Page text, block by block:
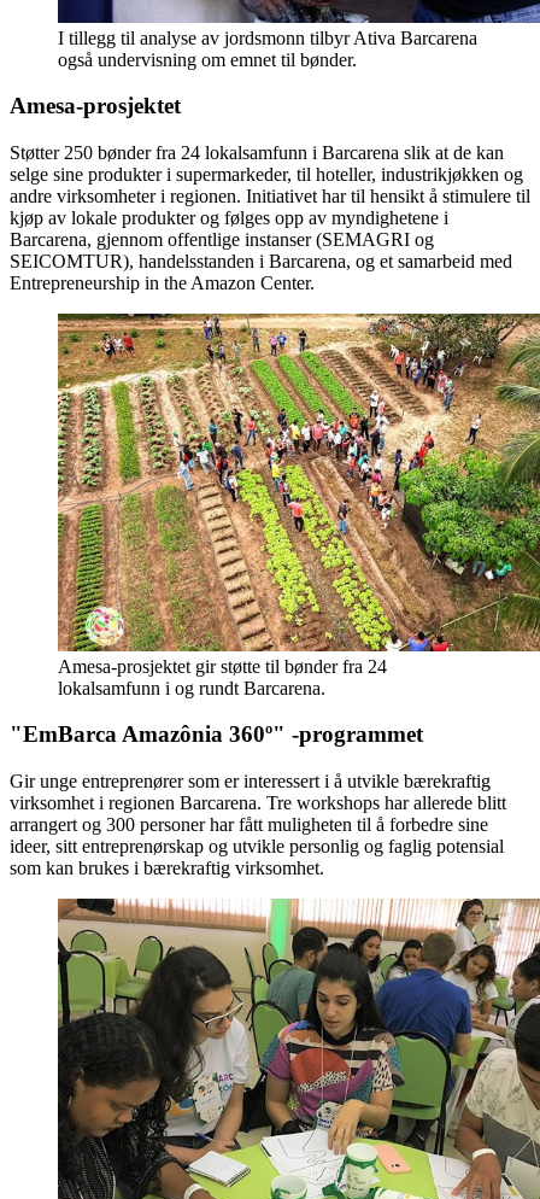
I tillegg til analyse av jordsmonn tilbyr Ativa Barcarena
også undervisning om emnet til bønder.
Amesa-prosjektet
Støtter 250 bønder fra 24 lokalsamfunn i Barcarena slik at de kan
selge sine produkter i supermarkeder, til hoteller, industrikjøkken og
andre virksomheter i regionen. Initiativet har til hensikt å stimulere til
kjøp av lokale produkter og følges opp av myndighetene i
Barcarena, gjennom offentlige instanser (SEMAGRI og
SEICOMTUR), handelsstanden i Barcarena, og et samarbeid med
Entrepreneurship in the Amazon Center.
Amesa-prosjektet gir støtte til bønder fra 24
lokalsamfunn i og rundt Barcarena.
"EmBarca Amazônia 360º" -programmet
Gir unge entreprenører som er interessert i å utvikle bærekraftig
virksomhet i regionen Barcarena. Tre workshops har allerede blitt
arrangert og 300 personer har fått muligheten til å forbedre sine
ideer, sitt entreprenørskap og utvikle personlig og faglig potensial
som kan brukes i bærekraftig virksomhet.